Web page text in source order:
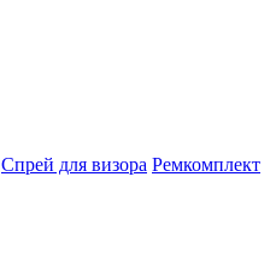
Спрей для визора Ремкомплект